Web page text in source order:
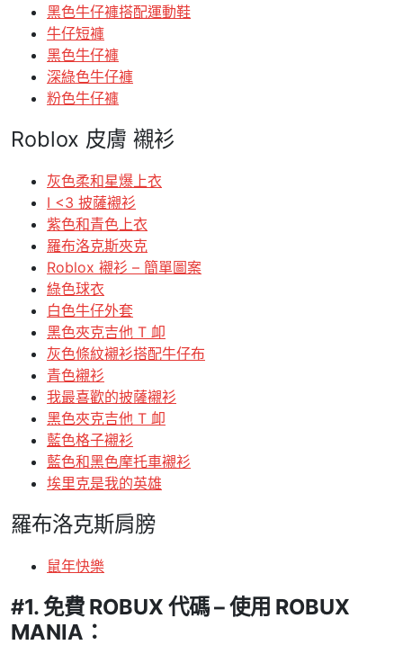
黑色牛仔褲搭配運動鞋
牛仔短褲
黑色牛仔褲
深綠色牛仔褲
粉色牛仔褲
Roblox 皮膚 襯衫
灰色柔和星爆上衣
I <3 披薩襯衫
紫色和青色上衣
羅布洛克斯夾克
Roblox 襯衫 – 簡單圖案
綠色球衣
白色牛仔外套
黑色夾克吉他 T 卹
灰色條紋襯衫搭配牛仔布
青色襯衫
我最喜歡的披薩襯衫
黑色夾克吉他 T 卹
藍色格子襯衫
藍色和黑色摩托車襯衫
埃里克是我的英雄
羅布洛克斯肩膀
鼠年快樂
#1. 免費 ROBUX 代碼 – 使用 ROBUX
MANIA：